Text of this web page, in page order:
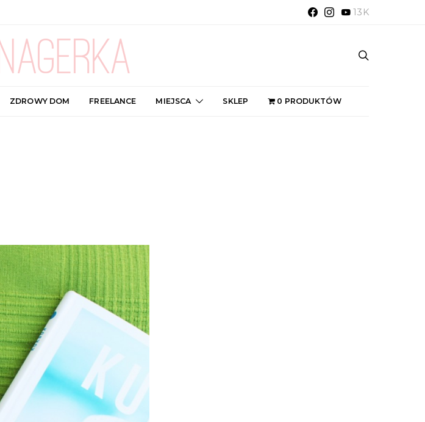
13K
ZDROWY DOM FREELANCE MIEJSCA SKLEP 0 PRODUKTÓW